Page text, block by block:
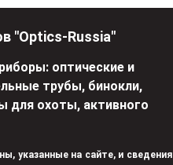
"Optics-Russia"
оптические и
трубы, бинокли,
для охоты, активного
указанные на сайте, и сведения